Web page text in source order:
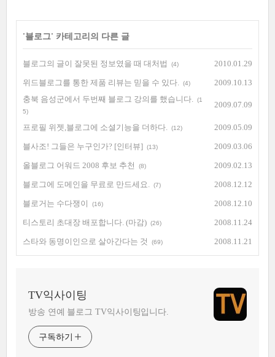
'블로그' 카테고리의 다른 글
블로그의 글이 잘못된 정보였을 때 대처법 (4) 2010.01.29
위드블로그를 통한 제품 리뷰는 믿을 수 있다. (4)
2009.10.13
충북 음성군에서 두번째 블로그 강의를 했습니다.
(1
5)
2009.07.09
프로필 위젯,블로그에 소셜기능을 더하다. (12) 2009.05.09
블사조! 그들은 누구인가? [인터뷰] (13) 2009.03.06
올블로그 어워드 2008 후보 추천 (8) 2009.02.13
블로그에 도메인을 무료로 만드세요. (7) 2008.12.12
블로거는 수다쟁이 (16) 2008.12.10
티스토리 초대장 배포합니다. (마감) (26) 2008.11.24
스타와 동명이인으로 살아간다는 것 (69) 2008.11.21
TV익사이팅
방송 연예 블로그 TV익사이팅입니다.
구독하기